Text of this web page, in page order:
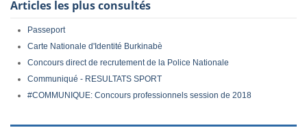
Articles les plus consultés
Passeport
Carte Nationale d'Identité Burkinabè
Concours direct de recrutement de la Police Nationale
Communiqué - RESULTATS SPORT
#COMMUNIQUE: Concours professionnels session de 2018